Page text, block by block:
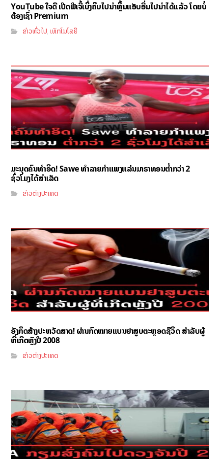
YouTube ໃຈດີ ເປີດຟີເຈີ້ເບິ່ງຄິບໄປນຳຫຼິ້ນແອັບອື່ນໄປນຳໄດ້ແລ້ວ ໂດຍບໍ່
ຕ້ອງເຊົ່າ Premium
ຂ່າວທົ່ວໄປ,ເທັກໂນໂລຢີ
ມະນຸດຄົນທຳອິດ! Sawe ທຳລາຍກຳແພງແລ່ນມາຣາທອນຕ່ຳກວ່າ 2
ຊົ່ວໂມງໄດ້ສຳເລັດ
ຂ່າວຕ່າງປະເທດ
ອັງກິດສ້າງປະຫວັດສາດ! ຜ່ານກົດໝາຍແບນຢາສູບຕະຫຼອດຊີວິດ ສຳລັບຜູ້
ທີ່ເກີດຫຼັງປີ 2008
ຂ່າວຕ່າງປະເທດ